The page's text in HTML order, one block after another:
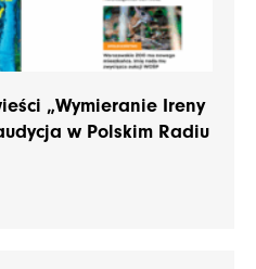
„Wymieranie Ireny
w Polskim Radiu